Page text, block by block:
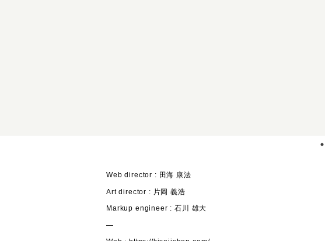
Web director : 田海 康法
Art director : 片岡 義浩
Markup engineer : 石川 雄大
―